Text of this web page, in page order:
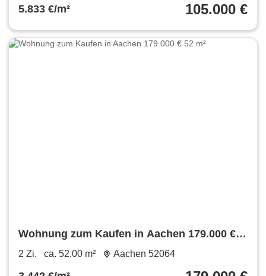
5.833 €/m² 105.000 €
Wohnung zum Kaufen in Aachen 179.000 €
52 m²
2 Zi. ca. 52,00 m² Aachen 52064